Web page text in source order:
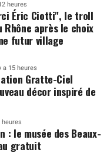
heures
Éric Ciotti", le troll
Rhône après le choix
futur village
a 15 heures
Gratte-Ciel
décor inspiré de
heures
: le musée des Beaux-
gratuit